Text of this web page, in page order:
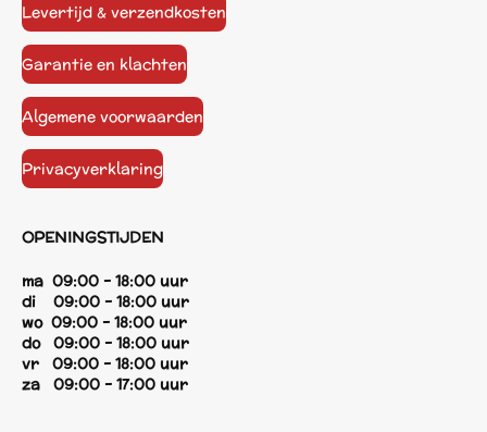
Levertijd & verzendkosten
Garantie en klachten
Algemene voorwaarden
Privacyverklaring
OPENINGSTIJDEN
ma 09:00 - 18:00 uur
di 09:00 - 18:00 uur
wo 09:00 - 18:00 uur
do 09:00 - 18:00 uur
vr 09:00 - 18:00 uur
za 09:00 - 17:00 uur